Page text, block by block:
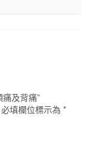
及背痛”
必填欄位標示為 *